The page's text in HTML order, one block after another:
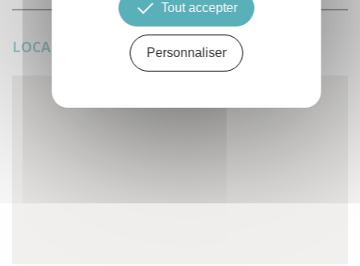
LOCALISATION
Tout accepter
Personnaliser